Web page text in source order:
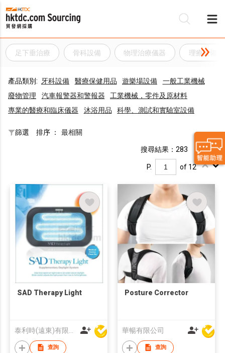
足下垂治療 骨科設備 物理治療儀器 理療設備
產品類別: 牙科設備 醫療保健用品 遊樂場設備
一般工業機械
廢物管理
汽車報警器和警報器
工業機械，零件及原材料
專業的醫療和臨床儀器
沐浴用品 科學、測試和實驗室設備
篩選 排序 ： 最相關
搜尋結果：283
P. of 12
SAD Therapy Light
查詢
Posture Corrector
華暢有限公司
查詢